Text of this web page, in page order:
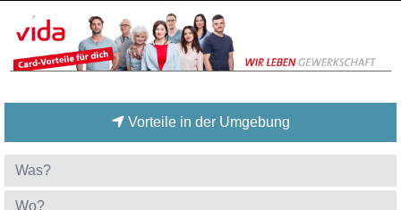
Vorteile in der Umgebung